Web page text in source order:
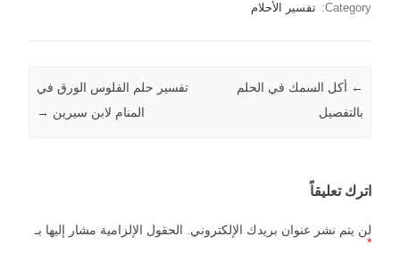
Category: تفسير الأحلام
Post navigation
← أكل السمك في الحلم
بالتفصيل
تفسير حلم الفلوس الورق في
المنام لابن سيرين →
اترك تعليقاً
لن يتم نشر عنوان بريدك الإلكتروني. الحقول الإلزامية مشار إليها بـ
*